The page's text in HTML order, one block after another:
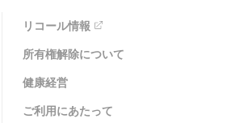
リコール情報
所有権解除について
健康経営
ご利用にあたって